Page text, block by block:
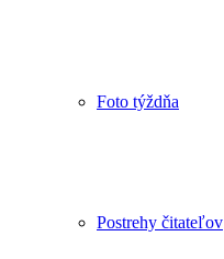
Foto týždňa
Postrehy čitateľov